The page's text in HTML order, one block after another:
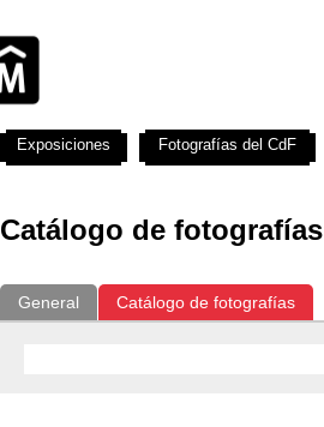
Catálogo de fotografías
General Catálogo de fotografías
Exposiciones Fotografías del CdF